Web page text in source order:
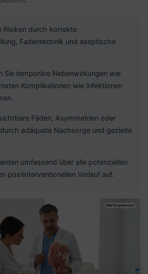
Risiken durch korrekte
Fadentechnik und aseptische
Sie temporäre Nebenwirkungen wie
Komplikationen wie Infektionen
Fäden, Asymmetrien oder
adäquate Nachsorge und gezielte
umfassend über alle potenziellen
postinterventionellen Verlauf auf.